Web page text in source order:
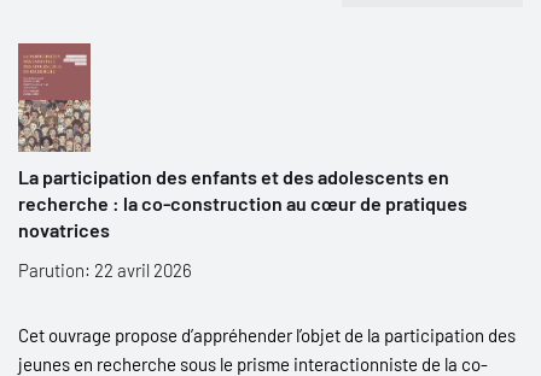
La participation des enfants et des adolescents en
recherche : la co-construction au cœur de pratiques
novatrices
Parution: 22 avril 2026
Cet ouvrage propose d’appréhender l’objet de la participation des
jeunes en recherche sous le prisme interactionniste de la co-